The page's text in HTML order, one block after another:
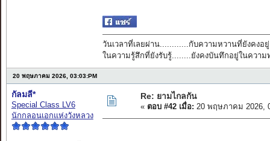
วันเวลาที่เลยผ่าน............กับความหวานที่ยังคงอยู่
ในความรู้สึกที่ยังรับรู้........ยังคงบันทึกอยู่ในความ
20 พฤษภาคม 2026, 03:03:PM
กัลมลี*
Special Class LV6
นักกลอนเอกแห่งวังหลวง
Re: ยามไกลกัน
« ตอบ #42 เมื่อ: 20 พฤษภาคม 2026,